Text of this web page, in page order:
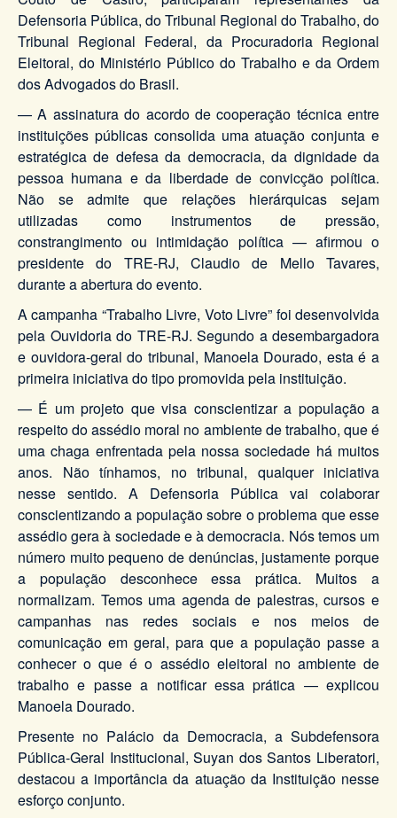
Defensoria Pública, do Tribunal Regional do Trabalho, do
Tribunal Regional Federal, da Procuradoria Regional
Eleitoral, do Ministério Público do Trabalho e da Ordem
dos Advogados do Brasil.
— A assinatura do acordo de cooperação técnica entre
instituições públicas consolida uma atuação conjunta e
estratégica de defesa da democracia, da dignidade da
pessoa humana e da liberdade de convicção política.
Não se admite que relações hierárquicas sejam
utilizadas como instrumentos de pressão,
constrangimento ou intimidação política — afirmou o
presidente do TRE-RJ, Claudio de Mello Tavares,
durante a abertura do evento.
A campanha “Trabalho Livre, Voto Livre” foi desenvolvida
pela Ouvidoria do TRE-RJ. Segundo a desembargadora
e ouvidora-geral do tribunal, Manoela Dourado, esta é a
primeira iniciativa do tipo promovida pela instituição.
— É um projeto que visa conscientizar a população a
respeito do assédio moral no ambiente de trabalho, que é
uma chaga enfrentada pela nossa sociedade há muitos
anos. Não tínhamos, no tribunal, qualquer iniciativa
nesse sentido. A Defensoria Pública vai colaborar
conscientizando a população sobre o problema que esse
assédio gera à sociedade e à democracia. Nós temos um
número muito pequeno de denúncias, justamente porque
a população desconhece essa prática. Muitos a
normalizam. Temos uma agenda de palestras, cursos e
campanhas nas redes sociais e nos meios de
comunicação em geral, para que a população passe a
conhecer o que é o assédio eleitoral no ambiente de
trabalho e passe a notificar essa prática — explicou
Manoela Dourado.
Presente no Palácio da Democracia, a Subdefensora
Pública-Geral Institucional, Suyan dos Santos Liberatori,
destacou a importância da atuação da Instituição nesse
esforço conjunto.